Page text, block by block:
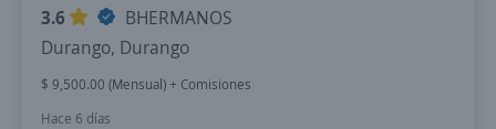
3.6
BHERMANOS
Durango, Durango
$ 9,500.00 (Mensual) + Comisiones
Hace 6 días